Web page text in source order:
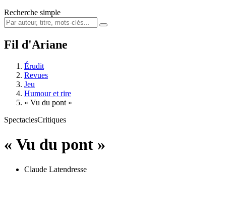
Recherche simple
Fil d'Ariane
Érudit
Revues
Jeu
Humour et rire
« Vu du pont »
SpectaclesCritiques
« Vu du pont »
Claude Latendresse